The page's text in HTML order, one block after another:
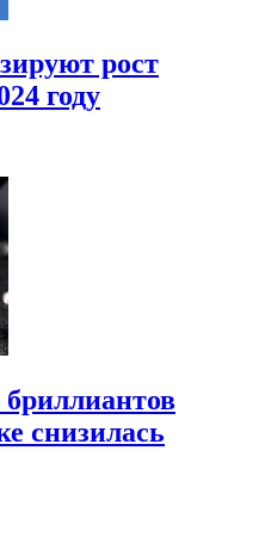
рост
году
бриллиантов
снизилась